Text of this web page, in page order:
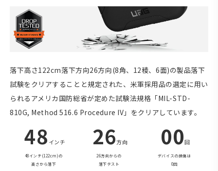
落下高さ122cm落下方向26方向(8角、12稜、6面)の製品落下
試験をクリアすることと規定された、米軍採用品の選定に用い
られるアメリカ国防総省が定めた試験法規格「MIL-STD-
810G, Method 516.6 Procedure IV」をクリアしています。
48 インチ
48インチ(122cm)の
高さから落下
26方向
26方向からの
落下テスト
00回
デバイスの損傷は
0回